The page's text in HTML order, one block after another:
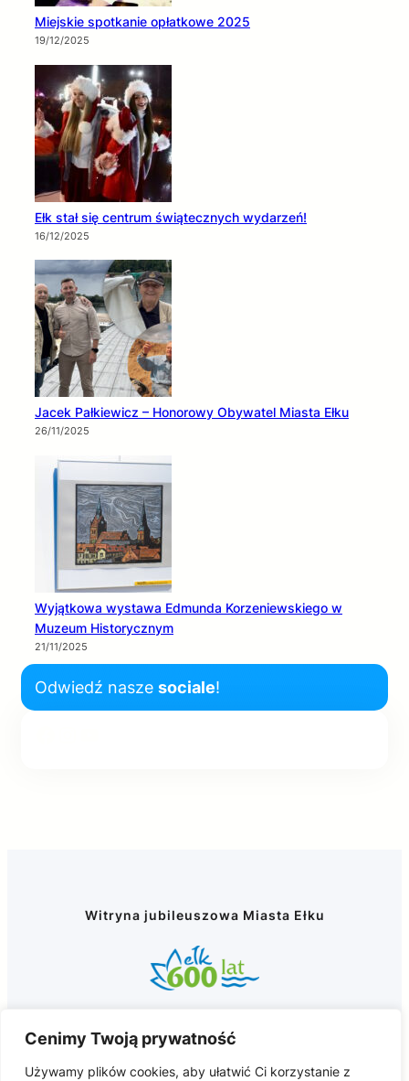
Cenimy Twoją prywatność
Używamy plików cookies, aby ułatwić Ci korzystanie z
Miejskie spotkanie opłatkowe 2025
19/12/2025
Ełk stał się centrum świątecznych wydarzeń!
16/12/2025
Jacek Pałkiewicz – Honorowy Obywatel Miasta Ełku
26/11/2025
Wyjątkowa wystawa Edmunda Korzeniewskiego w
Muzeum Historycznym
21/11/2025
Odwiedź nasze sociale!
Witryna jubileuszowa Miasta Ełku
NAWIGACJA POMOC